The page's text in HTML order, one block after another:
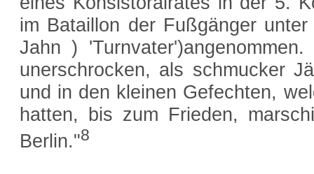
im Bataillon der Fußgänger
Jahn )
unerschrocken, als schmucker
und in den kleinen Gefechten,
hatten, bis zum Frieden,
Berlin."8